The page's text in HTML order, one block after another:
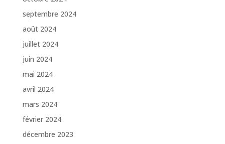
septembre 2024
août 2024
juillet 2024
juin 2024
mai 2024
avril 2024
mars 2024
février 2024
décembre 2023